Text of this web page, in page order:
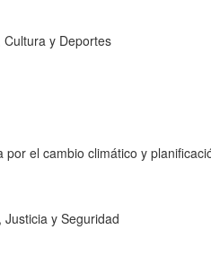
y Deportes
por el cambio climático y
y Seguridad